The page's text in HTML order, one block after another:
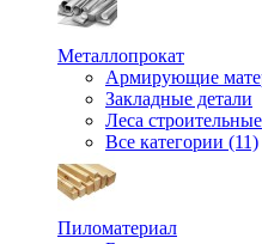
Металлопрокат
Армирующие
Закладные детали
Леса строительные
Все категории (11)
Пиломатериал